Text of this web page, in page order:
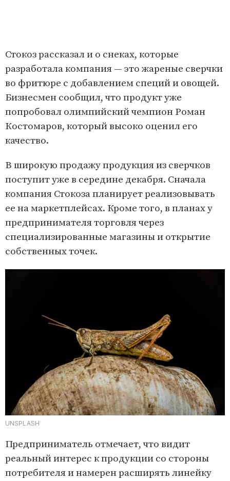
Стокоз рассказал и о снеках, которые
разработала компания — это жареные сверчки
во фритюре с добавлением специй и овощей.
Бизнесмен сообщил, что продукт уже
попробовал олимпийский чемпион Роман
Костомаров, который высоко оценил его
качество.
В широкую продажу продукция из сверчков
поступит уже в середине декабря. Сначала
компания Стокоза планирует реализовывать
ее на маркетплейсах. Кроме того, в планах у
предпринимателя торговля через
специализированные магазины и открытие
собственных точек.
UNSPLASH
Предприниматель отмечает, что видит
реальный интерес к продукции со стороны
потребителя и намерен расширять линейку